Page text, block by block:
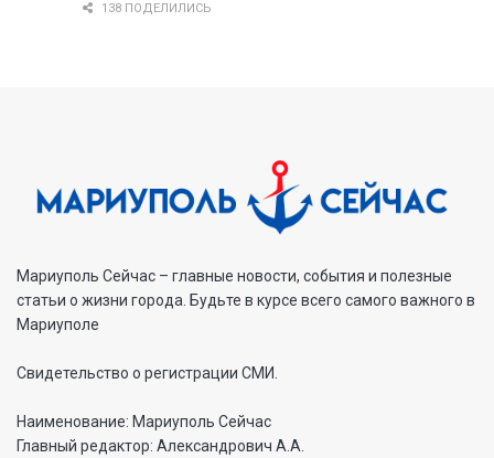
138 ПОДЕЛИЛИСЬ
Мариуполь Сейчас – главные новости, события и полезные
статьи о жизни города. Будьте в курсе всего самого важного в
Мариуполе
Свидетельство о регистрации СМИ.
Наименование: Мариуполь Сейчас
Главный редактор: Александрович А.А.